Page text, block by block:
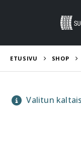
ETUSIVU SHOP
Valitun